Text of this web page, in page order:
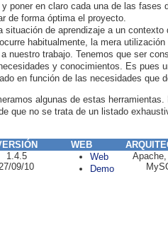
poner en claro cada una de las fases
de forma óptima el proyecto.
situación de aprendizaje a un contexto
habitualmente, la mera
nuestro trabajo. Tenemos que ser
y conocimientos. Es pues
en función de las necesidades que
algunas de estas
que no se trata de un listado
WEB
1.4.5
09/10
Web
Demo
Apache,